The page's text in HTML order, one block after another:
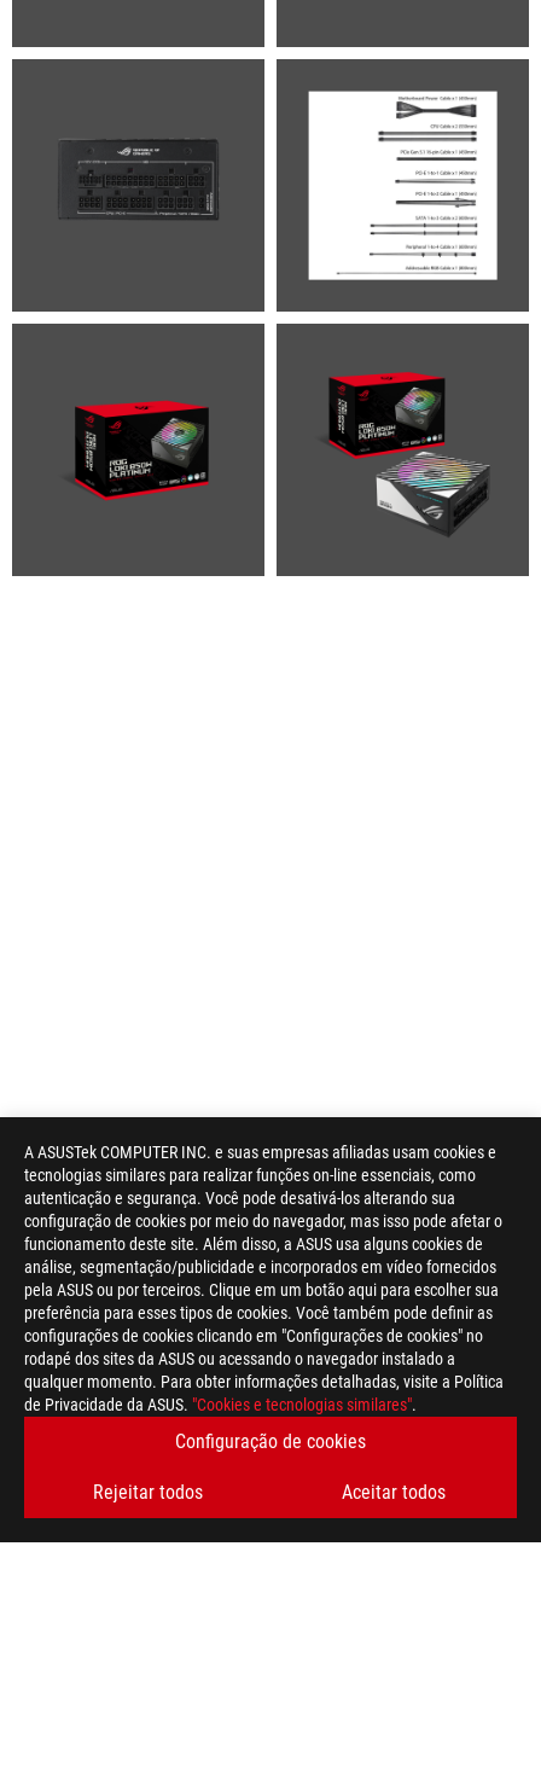
A ASUSTek COMPUTER INC. e suas empresas afiliadas usam cookies e
tecnologias similares para realizar funções on-line essenciais, como
autenticação e segurança. Você pode desativá-los alterando sua
configuração de cookies por meio do navegador, mas isso pode afetar o
funcionamento deste site. Além disso, a ASUS usa alguns cookies de
análise, segmentação/publicidade e incorporados em vídeo fornecidos
pela ASUS ou por terceiros. Clique em um botão aqui para escolher sua
preferência para esses tipos de cookies. Você também pode definir as
configurações de cookies clicando em "Configurações de cookies" no
rodapé dos sites da ASUS ou acessando o navegador instalado a
qualquer momento. Para obter informações detalhadas, visite a Política
de Privacidade da ASUS. "Cookies e tecnologias similares".
Configuração de cookies
Rejeitar todos Aceitar todos
ASUS
Footer
> GAMING FONTES DE ALIMENTAÇÃO
> ROG LOKI SFX-L 850W PLATINUM GALLERY